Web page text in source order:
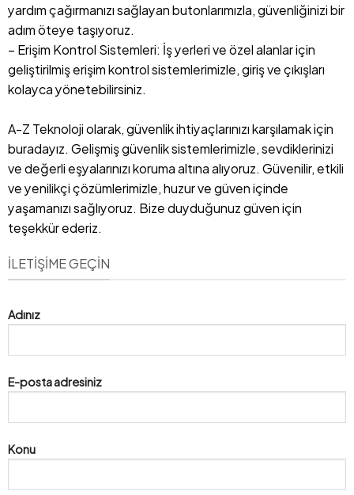
yardım çağırmanızı sağlayan butonlarımızla, güvenliğinizi bir
adım öteye taşıyoruz.
– Erişim Kontrol Sistemleri: İş yerleri ve özel alanlar için
geliştirilmiş erişim kontrol sistemlerimizle, giriş ve çıkışları
kolayca yönetebilirsiniz.
A-Z Teknoloji olarak, güvenlik ihtiyaçlarınızı karşılamak için
buradayız. Gelişmiş güvenlik sistemlerimizle, sevdiklerinizi
ve değerli eşyalarınızı koruma altına alıyoruz. Güvenilir, etkili
ve yenilikçi çözümlerimizle, huzur ve güven içinde
yaşamanızı sağlıyoruz. Bize duyduğunuz güven için
teşekkür ederiz.
İLETIŞIME GEÇIN
Adınız
E-posta adresiniz
Konu